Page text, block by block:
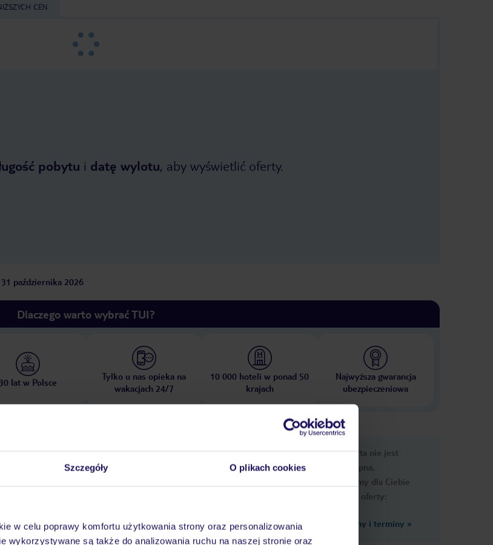
Szczegóły O plikach cookies
w celu poprawy komfortu użytkowania strony oraz personalizowania
wykorzystywane są także do analizowania ruchu na naszej stronie oraz
CEN
pobytu i datę wylotu, aby wyświetlić oferty.
31 października 2026
Dlaczego warto wybrać TUI?
30 lat w Polsce
Tylko u nas opieka na
wakacjach 24/7
10 000 hoteli w ponad 50
krajach
Najwyższa gwarancja
ubezpieczeniowa
Wyżywienie Atrakcje Ważne informacje
basen „Still Pool": 6+, w cenie, zewnętrzny
leżaki: w
Ups, ta oferta nie jest
dostępna.
Przygotowaliśmy dla Ciebie
podobne oferty:
Zobacz inne ceny i terminy »